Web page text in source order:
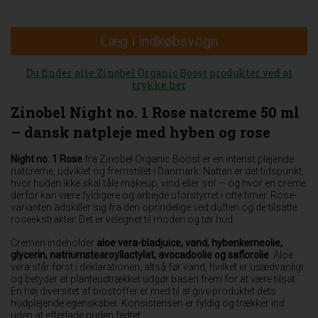
Læg i indkøbsvogn
Du finder alle Zinobel Organic Boost produkter ved at
trykke her
Zinobel Night no. 1 Rose natcreme 50 ml
– dansk natpleje med hyben og rose
Night no. 1 Rose fra Zinobel Organic Boost er en intenst plejende
natcreme, udviklet og fremstillet i Danmark. Natten er det tidspunkt,
hvor huden ikke skal tåle makeup, vind eller sol — og hvor en creme
derfor kan være fyldigere og arbejde uforstyrret i otte timer. Rose-
varianten adskiller sig fra den oprindelige ved duften og de tilsatte
roseekstrakter. Det er velegnet til moden og tør hud.
Cremen indeholder aloe vera-bladjuice, vand, hybenkerneolie,
glycerin, natriumstearoyllactylat, avocadoolie og saflorolie . Aloe
vera står først i deklarationen, altså før vand, hvilket er usædvanligt
og betyder at planteudtrækket udgør basen frem for at være tilsat.
En høj diversitet af biostoffer er med til at give produktet dets
hudplejende egenskaber. Konsistensen er fyldig og trækker ind
uden at efterlade puden fedtet.